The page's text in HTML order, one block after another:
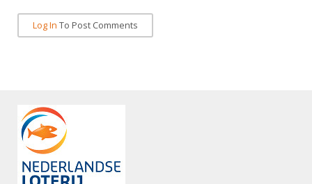
Vacatures
Samenwerking
Formulieren
Rolstoelschermen
NK's
JPT
JEC
Veteranenwedstrijden
Internationale Titeltoernooien
Opleidingen
Nieuws
Scheidsrechterslijst
Scheidsrechter Documentatie
Log In To Post Comments